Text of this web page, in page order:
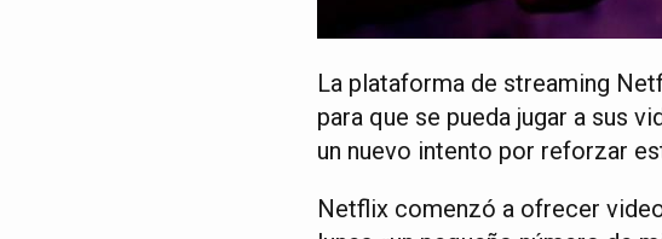
La plataforma de streaming
para que se pueda jugar a sus
un nuevo intento por reforzar
Netflix comenzó a ofrecer